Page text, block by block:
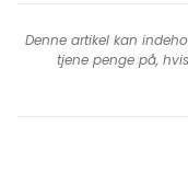
Denne artikel kan
tjene penge på,